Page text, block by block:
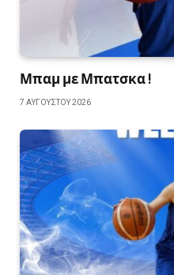
Μπαμ με Μπατσκα !
7 ΑΥΓΟΎΣΤΟΥ 2026